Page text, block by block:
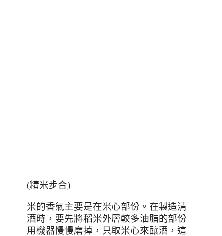
(精米步合)
米的香氣主要是在米心部份。在製造清
酒時，要先將稻米外層較多油脂的部份
用機器慢慢磨掉，只取米心來釀酒，這